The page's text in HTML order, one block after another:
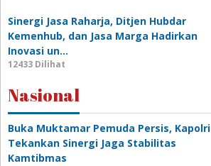
Sinergi Jasa Raharja, Ditjen Hubdar
Kemenhub, dan Jasa Marga Hadirkan
Inovasi un…
12433 Dilihat
Nasional
Buka Muktamar Pemuda Persis, Kapolri
Tekankan Sinergi Jaga Stabilitas
Kamtibmas